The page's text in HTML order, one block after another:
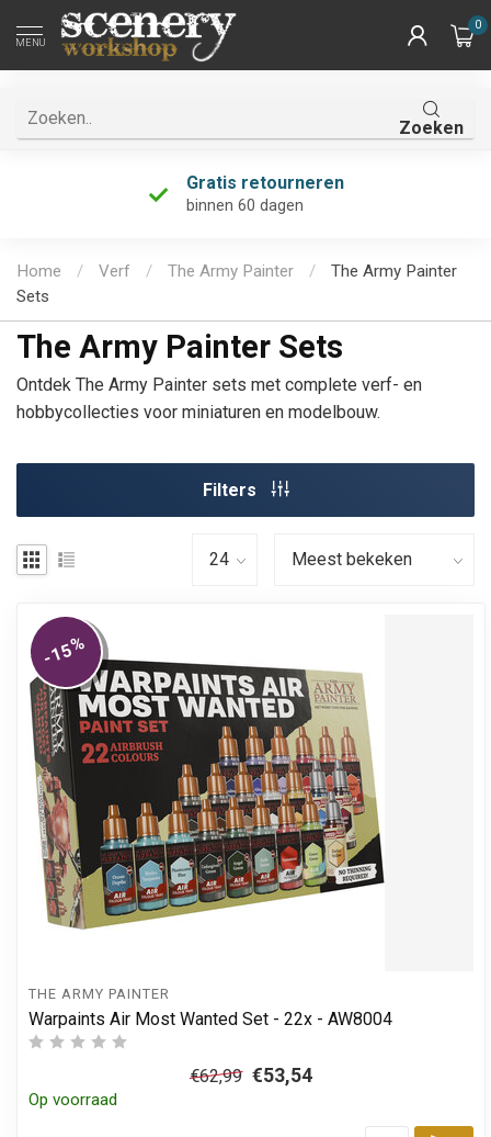
MENU
0
Zoeken
Gratis retourneren
Home / Verf / The Army Painter /
The Army Painter
Sets
The Army Painter Sets
Ontdek The Army Painter sets met complete verf- en
hobbycollecties voor miniaturen en modelbouw.
Filters
-15%
THE ARMY PAINTER
Warpaints Air Most Wanted Set - 22x - AW8004
€62,99 €53,54
Op voorraad